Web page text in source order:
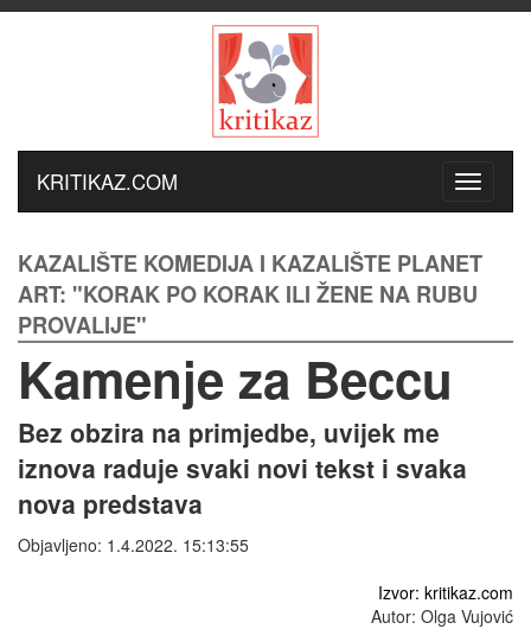
KRITIKAZ.COM
KAZALIŠTE KOMEDIJA I KAZALIŠTE PLANET
ART: "KORAK PO KORAK ILI ŽENE NA RUBU
PROVALIJE"
Kamenje za Beccu
Bez obzira na primjedbe, uvijek me
iznova raduje svaki novi tekst i svaka
nova predstava
Objavljeno: 1.4.2022. 15:13:55
Izvor: kritikaz.com
Autor: Olga Vujović